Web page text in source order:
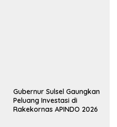
Gubernur Sulsel Gaungkan
Peluang Investasi di
Rakekornas APINDO 2026